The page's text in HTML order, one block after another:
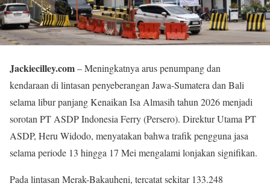
Jackiecilley.com– Meningkatnya arus penumpang dan
kendaraan di lintasan penyeberangan Jawa-Sumatera dan Bali
selama libur panjang Kenaikan Isa Almasih tahun 2026 menjadi
sorotan PT ASDP Indonesia Ferry (Persero). Direktur Utama PT
ASDP, Heru Widodo, menyatakan bahwa trafik pengguna jasa
selama periode 13 hingga 17 Mei mengalami lonjakan signifikan.
Pada lintasan Merak-Bakauheni, tercatat sekitar 133.248